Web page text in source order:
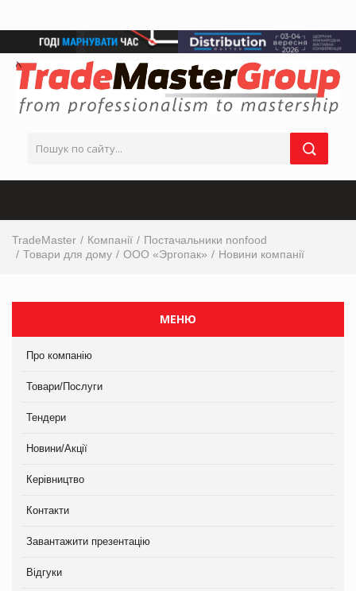
TradeMaster Компанії
Постачальники nonfood
Товари для дому
ООО «Эргопак» Новини компанії
МЕНЮ
Про компанію
Товари/Послуги
Тендери
Новини/Акції
Керівництво
Контакти
Завантажити презентацію
Відгуки